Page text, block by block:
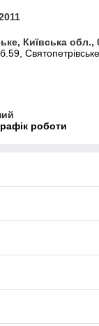
Київська обл.,
роботи